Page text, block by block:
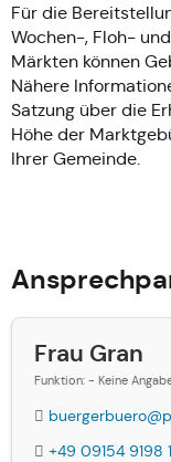
Für die
Wochen-, Floh-
Märkten können
Nähere
Satzung über die
Höhe der
Ihrer Gemeinde.
Frau Gran
Funktion: - Keine
+49 09154 9198